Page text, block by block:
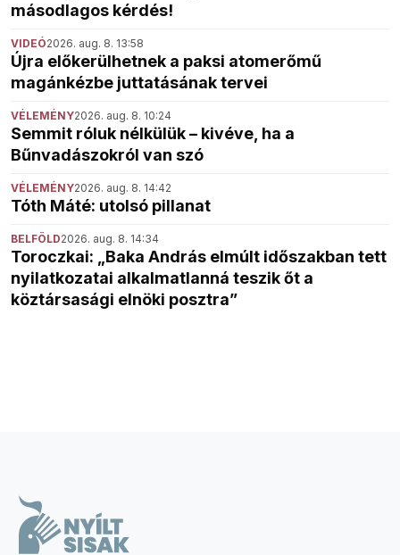
másodlagos kérdés!
VIDEÓ2026. aug. 8. 13:58
Újra előkerülhetnek a paksi atomerőmű
magánkézbe juttatásának tervei
VÉLEMÉNY2026. aug. 8. 10:24
Semmit róluk nélkülük – kivéve, ha a
Bűnvadászokról van szó
VÉLEMÉNY2026. aug. 8. 14:42
Tóth Máté: utolsó pillanat
BELFÖLD2026. aug. 8. 14:34
Toroczkai: „Baka András elmúlt időszakban tett
nyilatkozatai alkalmatlanná teszik őt a
köztársasági elnöki posztra”